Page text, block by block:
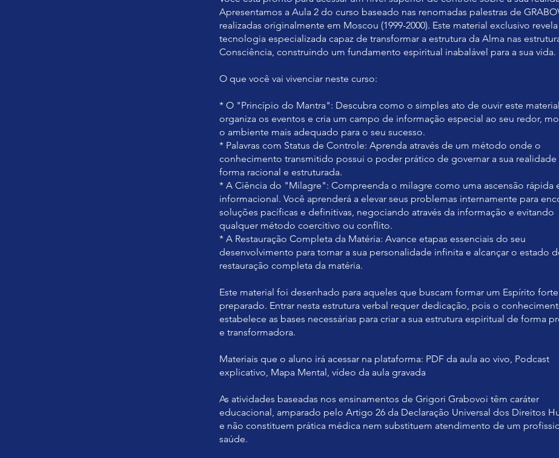
Apresentamos a Aula 2 do curso baseado nas renomadas palestras de
realizadas originalmente em Moscou (1999-2000). Este material exclusivo
tecnologia especializada capaz de transformar a estrutura da Alma nas
Consciência, construindo um fundamento espiritual inabalável para a sua vida.
O que você vai vivenciar neste curso:
* O "Princípio do Mantra": Descubra como o simples ato de ouvir este material
organiza os eventos e cria um campo de informação especial ao seu redor,
o ambiente mais adequado para o seu sucesso.
* Palavras com Status de Controle: Aprenda através de um método onde o
conhecimento transmitido possui o poder prático de governar a sua realidade
forma racional e estruturada.
* A Ciência do "Milagre": Compreenda o milagre como uma ascensão rápida
informacional. Você aprenderá a elevar seus problemas internamente para
soluções pacíficas e definitivas, negociando através da informação e evitando
qualquer método coercitivo ou conflito.
* A Restauração Completa da Matéria: Avance etapas essenciais do seu
desenvolvimento para tornar a sua personalidade infinita e alcançar o estado
restauração completa da matéria.
Este material foi desenhado para aqueles que buscam formar um Espírito
preparado. Entrar nesta estrutura verbal requer dedicação, pois o
estabelece as bases necessárias para criar a sua estrutura espiritual de forma
e transformadora.
Materiais que o aluno irá acessar na plataforma: PDF da aula ao vivo, Podcast
explicativo, Mapa Mental, vídeo da aula gravada
As atividades baseadas nos ensinamentos de Grigori Grabovoi têm caráter
educacional, amparado pelo Artigo 26 da Declaração Universal dos Direitos
e não constituem prática médica nem substituem atendimento de um